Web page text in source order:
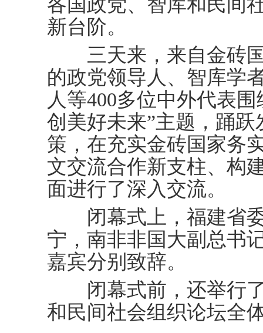
新台阶。
三天来，来自金砖国
的政党领导人、智库学
人等400多位中外代表
创美好未来”主题，踊
策，在充实金砖国家务
文交流合作新支柱、构
面进行了深入交流。
闭幕式上，福建省委
宁，南非非国大副总书
嘉宾分别致辞。
闭幕式前，还举行了
和民间社会组织论坛全